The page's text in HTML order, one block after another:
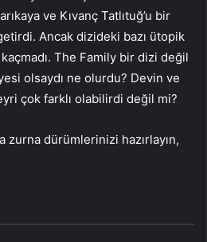
ve Kıvanç Tatlıtuğ’u bir
Ancak dizideki bazı ütopik
The Family bir dizi değil
olsaydı ne olurdu? Devin ve
çok farklı olabilirdi değil mi?
zurna dürümlerinizi hazırlayın,